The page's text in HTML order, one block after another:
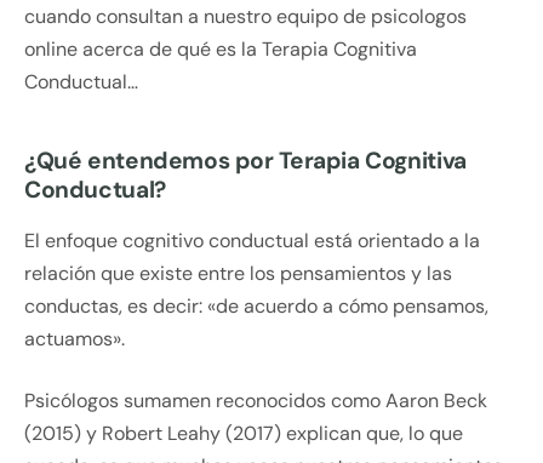
cuando consultan a nuestro equipo de psicologos
online acerca de qué es la Terapia Cognitiva
Conductual…
¿Qué entendemos por Terapia Cognitiva
Conductual?
El enfoque cognitivo conductual está orientado a la
relación que existe entre los pensamientos y las
conductas, es decir: «de acuerdo a cómo pensamos,
actuamos».
Psicólogos sumamen reconocidos como Aaron Beck
(2015) y Robert Leahy (2017) explican que, lo que